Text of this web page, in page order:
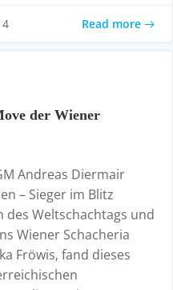
Read more
der Wiener
Andreas Diermair
– Sieger im Blitz
des Weltschachtags und
Wiener Schacheria
Fröwis, fand dieses